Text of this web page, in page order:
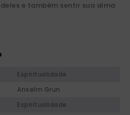
e também sentir sua alma
Espiritualidade
Anselm Grun
Espiritualidade